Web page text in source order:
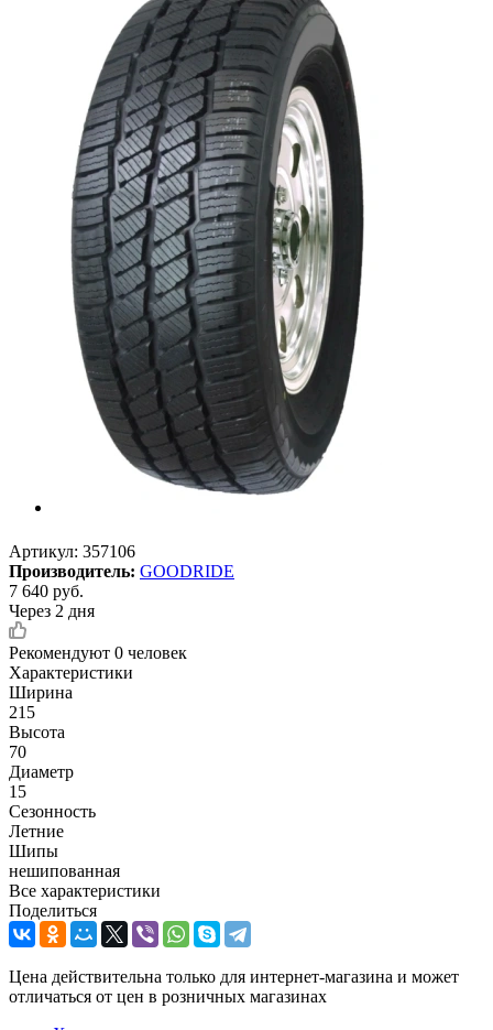
Артикул: 357106
Производитель: GOODRIDE
7 640 руб.
Через 2 дня
Рекомендуют 0 человек
Характеристики
Ширина
215
Высота
70
Диаметр
15
Сезонность
Летние
Шипы
нешипованная
Все характеристики
Поделиться
Цена действительна только для интернет-магазина и может
отличаться от цен в розничных магазинах